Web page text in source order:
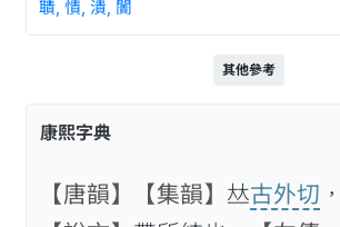
聵, 憒, 潰, 闠
其他參考
康熙字典
【唐韻】 【集韻】 𠀤古外切